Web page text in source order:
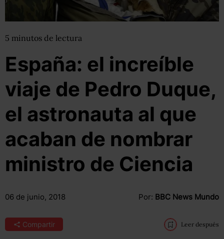
5 minutos de lectura
España: el increíble
viaje de Pedro Duque,
el astronauta al que
acaban de nombrar
ministro de Ciencia
06 de junio, 2018 Por: BBC News Mundo
Compartir Leer después